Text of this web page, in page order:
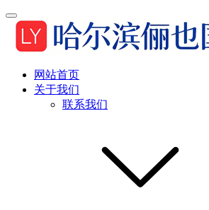
网站首页
关于我们
联系我们